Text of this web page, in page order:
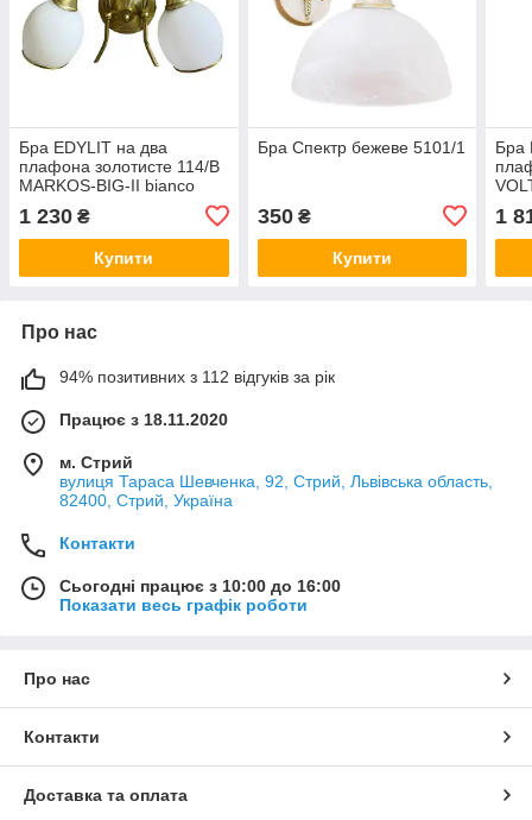
Бра EDYLIT на два
плафона золотисте 114/B
MARKOS-BIG-II bianco
1 230 ₴
Купити
Бра Спектр бежеве 5101/1
350₴
Купити
Бра
1
Про нас
94% позитивних з 112 відгуків за рік
Працює з 18.11.2020
м. Стрий
вулиця Тараса Шевченка, 92, Стрий, Львівська область,
82400, Стрий, Україна
Контакти
Сьогодні працює з 10:00 до 16:00
Показати весь графік роботи
Про нас
Контакти
Доставка та оплата